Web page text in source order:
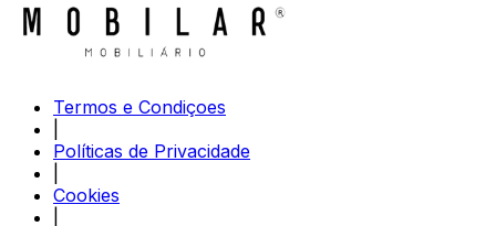
Termos e Condiçoes
Políticas de Privacidade
Cookies